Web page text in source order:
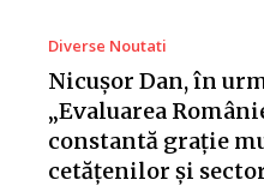
Diverse Noutati
Nicușor Dan, în
„Evaluarea
constantă grație
cetățenilor și